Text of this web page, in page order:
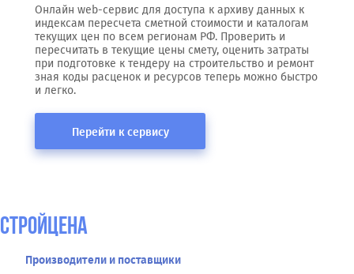
Онлайн web-сервис для доступа к архиву данных к
индексам пересчета сметной стоимости и каталогам
текущих цен по всем регионам РФ. Проверить и
пересчитать в текущие цены смету, оценить затраты
при подготовке к тендеру на строительство и ремонт
зная коды расценок и ресурсов теперь можно быстро
и легко.
Перейти к сервису
СтройЦена
Производители и поставщики